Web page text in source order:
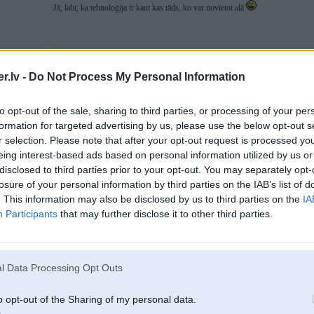
- Do Not Process My Personal Information
opt-out of the sale, sharing to third parties, or processing of your
for targeted advertising by us, please use the below opt-out
selection. Please note that after your opt-out request is processed
interest-based ads based on personal information utilized by us
to third parties prior to your opt-out. You may separately
of your personal information by third parties on the IAB’s list of
This information may also be disclosed by us to third parties on the
Participants that may further disclose it to other third parties.
Data Processing Opt Outs
opt-out of the Sharing of my personal data.
Jā, labi, ka tehnoloģija ir kaut kas tāds, ko var novietot alā
11. Jan 2012, 03:44
IMHO par tām piramīdām, lielākā viņu priekšrocība, ir samērā neierobežots
akmeņi/betona veidojumi, ir tādā vienā normālā piramīdā, bet vai tad kāds ir
pašai augšai, nevienam nav ienācis prātā, ka viņi to varēja darīt hvz 4 dienas
par 20 cm vienā piegājienā, izmantojot teiksim 5000 vīru spēku un vēl kādas
roku spēku būtu jāizkustina 16 kg, nekas nereāls. Un neaizmirsīsim, ka tomēr
ir atstājis kaut kādu iespaidu uz to materiālu, kas tur ir izmantots.
celtniecībai izmanto dzīvnieku izkārnījumus, savienojuma ar to klimat, tas
iespējams tur tas betona klucis ir tikts taisīts no kaut kāda materiala+kaut
ka savienojuma ar to vai to viņi varētu tīri labi saskanēt. Protams tikai
11. Jan 2012, 12:36